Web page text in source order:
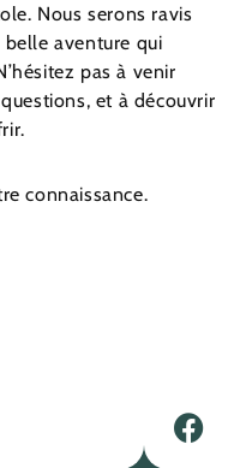
Nous serons ravis
aventure qui
pas à venir
et à découvrir
connaissance.